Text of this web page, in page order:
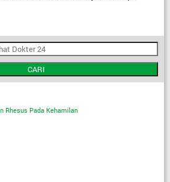
CARI
Rhesus Pada Kehamilan